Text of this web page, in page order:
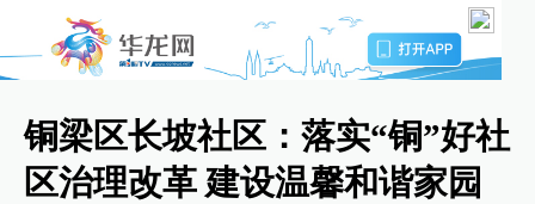
铜梁区长坡社区：落实“铜”好社
区治理改革 建设温馨和谐家园